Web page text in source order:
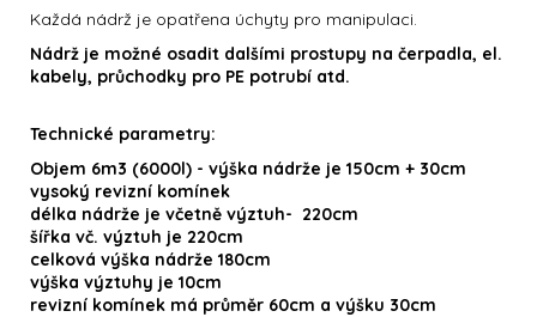
Každá nádrž je opatřena úchyty pro manipulaci.
Nádrž je možné osadit dalšími prostupy na čerpadla, el.
kabely, průchodky pro PE potrubí atd.
Technické parametry:
Objem 6m3 (6000l) - výška nádrže je 150cm + 30cm
vysoký revizní komínek
délka nádrže je včetně výztuh- 220cm
šířka vč. výztuh je 220cm
celková výška nádrže 180cm
výška výztuhy je 10cm
revizní komínek má průměr 60cm a výšku 30cm